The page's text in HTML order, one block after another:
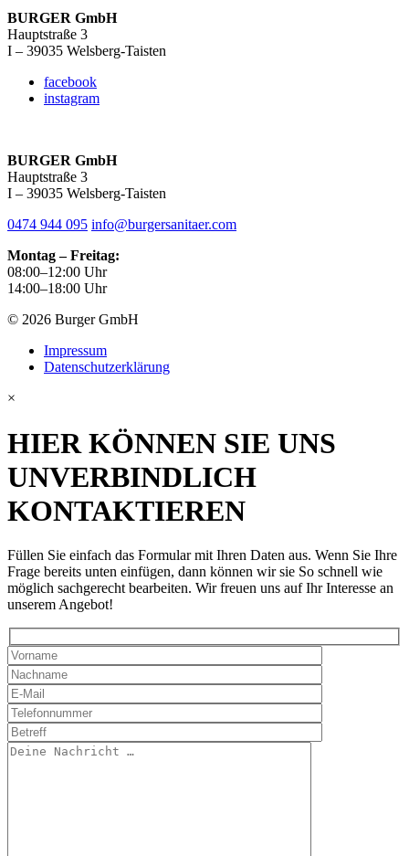
BURGER GmbH
Hauptstraße 3
I – 39035 Welsberg-Taisten
facebook
instagram
BURGER GmbH
Hauptstraße 3
I – 39035 Welsberg-Taisten
0474 944 095 info@burgersanitaer.com
Montag – Freitag:
08:00–12:00 Uhr
14:00–18:00 Uhr
© 2026 Burger GmbH
Impressum
Datenschutzerklärung
×
HIER KÖNNEN SIE UNS
UNVERBINDLICH
KONTAKTIEREN
Füllen Sie einfach das Formular mit Ihren Daten aus. Wenn Sie Ihre
Frage bereits unten einfügen, dann können wir sie So schnell wie
möglich sachgerecht bearbeiten. Wir freuen uns auf Ihr Interesse an
unserem Angebot!